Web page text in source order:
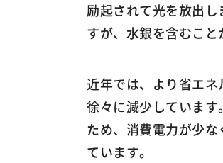
励起されて光を放出
すが、水銀を含むこと
近年では、より省エ
徐々に減少していま
ため、消費電力が少
ています。